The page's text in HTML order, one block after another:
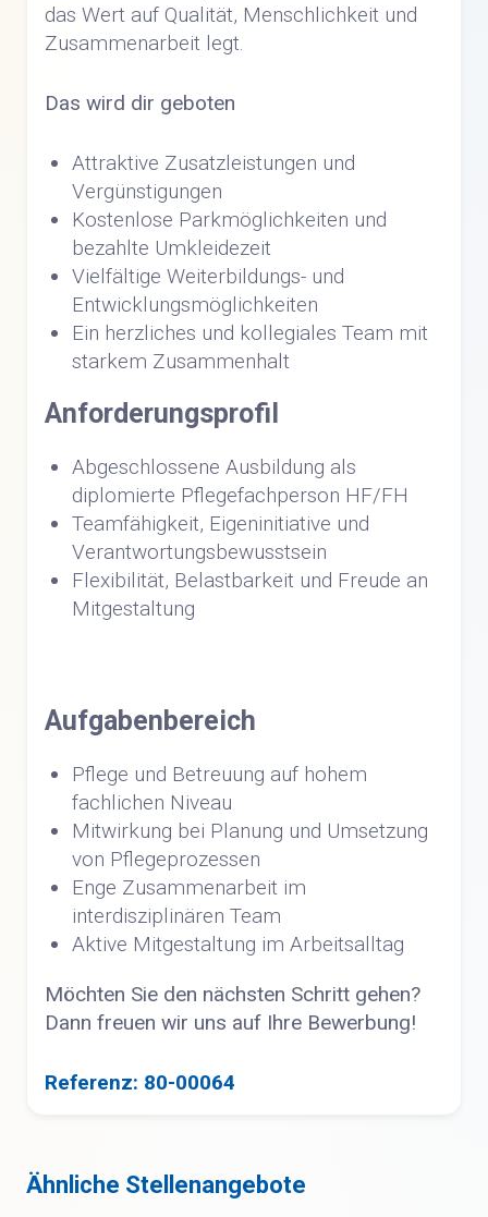
das Wert auf Qualität, Menschlichkeit und
Zusammenarbeit legt.
Das wird dir geboten
Attraktive Zusatzleistungen und
Vergünstigungen
Kostenlose Parkmöglichkeiten und
bezahlte Umkleidezeit
Vielfältige Weiterbildungs- und
Entwicklungsmöglichkeiten
Ein herzliches und kollegiales Team mit
starkem Zusammenhalt
Anforderungsprofil
Abgeschlossene Ausbildung als
diplomierte Pflegefachperson HF/FH
Teamfähigkeit, Eigeninitiative und
Verantwortungsbewusstsein
Flexibilität, Belastbarkeit und Freude an
Mitgestaltung
Aufgabenbereich
Pflege und Betreuung auf hohem
fachlichen Niveau
Mitwirkung bei Planung und Umsetzung
von Pflegeprozessen
Enge Zusammenarbeit im
interdisziplinären Team
Aktive Mitgestaltung im Arbeitsalltag
Möchten Sie den nächsten Schritt gehen?
Dann freuen wir uns auf Ihre Bewerbung!
Referenz: 80-00064
Ähnliche Stellenangebote